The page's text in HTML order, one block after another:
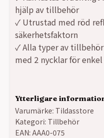
hjälp av tillbehör
✓ Utrustad med röd
säkerhetsfaktorn
✓ Alla typer av
med 2 nycklar för
Ytterligare
Varumärke: Tildasstore
Kategori: Tillbehör
EAN: AAA0-075